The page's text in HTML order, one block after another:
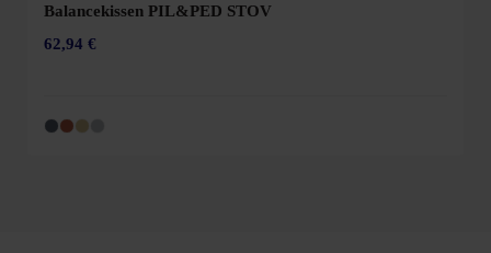
Balancekissen PIL&PED STOV
62,94 €